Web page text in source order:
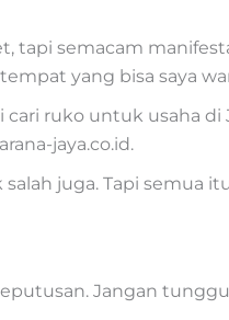
tapi semacam
yang bisa saya
ruko untuk usaha
jaya.co.id.
juga. Tapi semua
Jangan